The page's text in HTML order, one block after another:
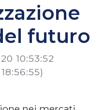
futuro
10:53:52